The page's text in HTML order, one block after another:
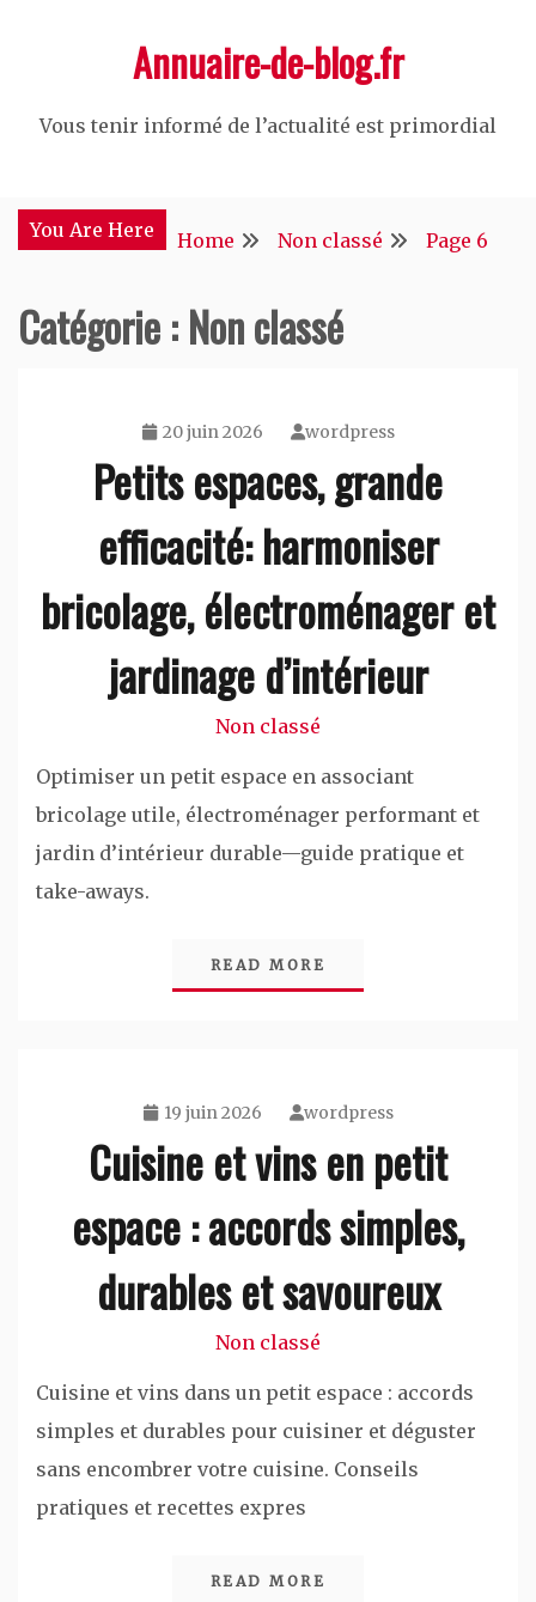
Annuaire-de-blog.fr
Vous tenir informé de l’actualité est primordial
You Are Here Home Non classé Page 6
Catégorie :Non classé
20 juin 2026 wordpress
Petits espaces, grande
efficacité: harmoniser
bricolage, électroménager et
jardinage d’intérieur
Non classé
Optimiser un petit espace en associant
bricolage utile, électroménager performant et
jardin d’intérieur durable—guide pratique et
take-aways.
READ MORE
19 juin 2026 wordpress
Cuisine et vins en petit
espace : accords simples,
durables et savoureux
Non classé
Cuisine et vins dans un petit espace : accords
simples et durables pour cuisiner et déguster
sans encombrer votre cuisine. Conseils
pratiques et recettes expres
READ MORE